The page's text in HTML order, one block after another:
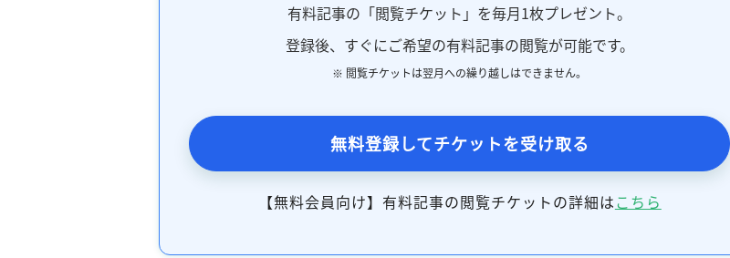
有料記事の「閲覧チケット」を毎月1枚プレゼント。
登録後、すぐにご希望の有料記事の閲覧が可能です。
※ 閲覧チケットは翌月への繰り越しはできません。
無料登録してチケットを受け取る
【無料会員向け】有料記事の閲覧チケットの詳細はこちら
記事をお気に入りに保存するには
ログインが必要です
ログイン